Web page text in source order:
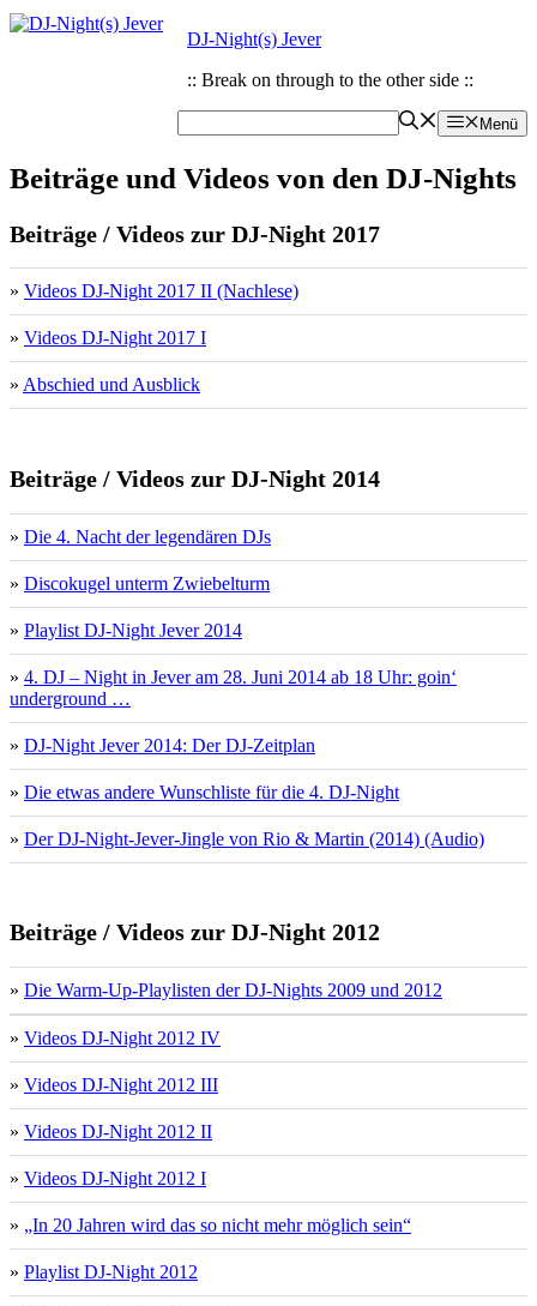
Zum
Zum
DJ-Night(s) Jever
:: Break on through to the other side ::
Menü
Beiträge und Videos von den DJ-Nights
Beiträge / Videos zur DJ-Night 2017
» Videos DJ-Night 2017 II (Nachlese)
» Videos DJ-Night 2017 I
» Abschied und Ausblick
Beiträge / Videos zur DJ-Night 2014
» Die 4. Nacht der legendären DJs
» Discokugel unterm Zwiebelturm
» Playlist DJ-Night Jever 2014
» 4. DJ – Night in Jever am 28. Juni 2014 ab 18 Uhr: goin‘
underground …
» DJ-Night Jever 2014: Der DJ-Zeitplan
» Die etwas andere Wunschliste für die 4. DJ-Night
» Der DJ-Night-Jever-Jingle von Rio & Martin (2014) (Audio)
Beiträge / Videos zur DJ-Night 2012
» Die Warm-Up-Playlisten der DJ-Nights 2009 und 2012
» Videos DJ-Night 2012 IV
» Videos DJ-Night 2012 III
» Videos DJ-Night 2012 II
» Videos DJ-Night 2012 I
» „In 20 Jahren wird das so nicht mehr möglich sein“
» Playlist DJ-Night 2012